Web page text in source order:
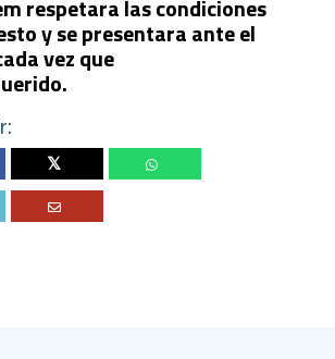
respetara las condiciones
y se presentara ante el
vez que
Twitter